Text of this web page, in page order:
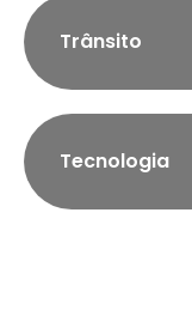
Trânsito
Tecnologia